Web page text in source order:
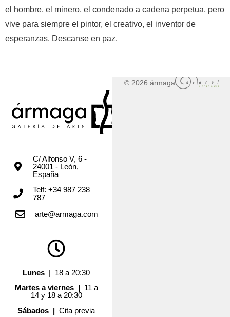
el hombre, el minero, el condenado a cadena perpetua, pero
vive para siempre el pintor, el creativo, el inventor de
esperanzas. Descanse en paz.
C/ Alfonso V, 6 -
24001 - León,
España
Telf: +34 987 238
787
arte@armaga.com
Lunes | 18 a 20:30
Martes a viernes | 11 a
14 y 18 a 20:30
Sábados |Cita previa
© 2026 ármaga